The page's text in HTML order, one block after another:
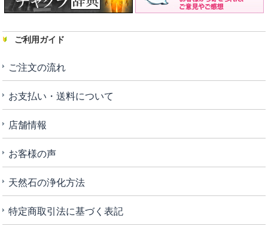
ご利用ガイド
ご注文の流れ
お支払い・送料について
店舗情報
お客様の声
天然石の浄化方法
特定商取引法に基づく表記